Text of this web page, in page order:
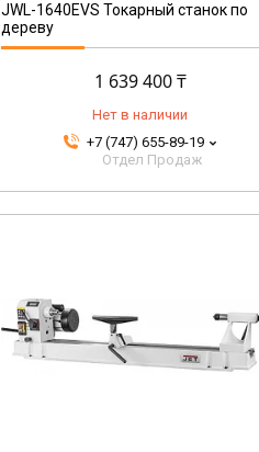
JWL-1640EVS Токарный станок по
дереву
1 639 400 ₸
Нет в наличии
+7 (747) 655-89-19
Отдел Продаж